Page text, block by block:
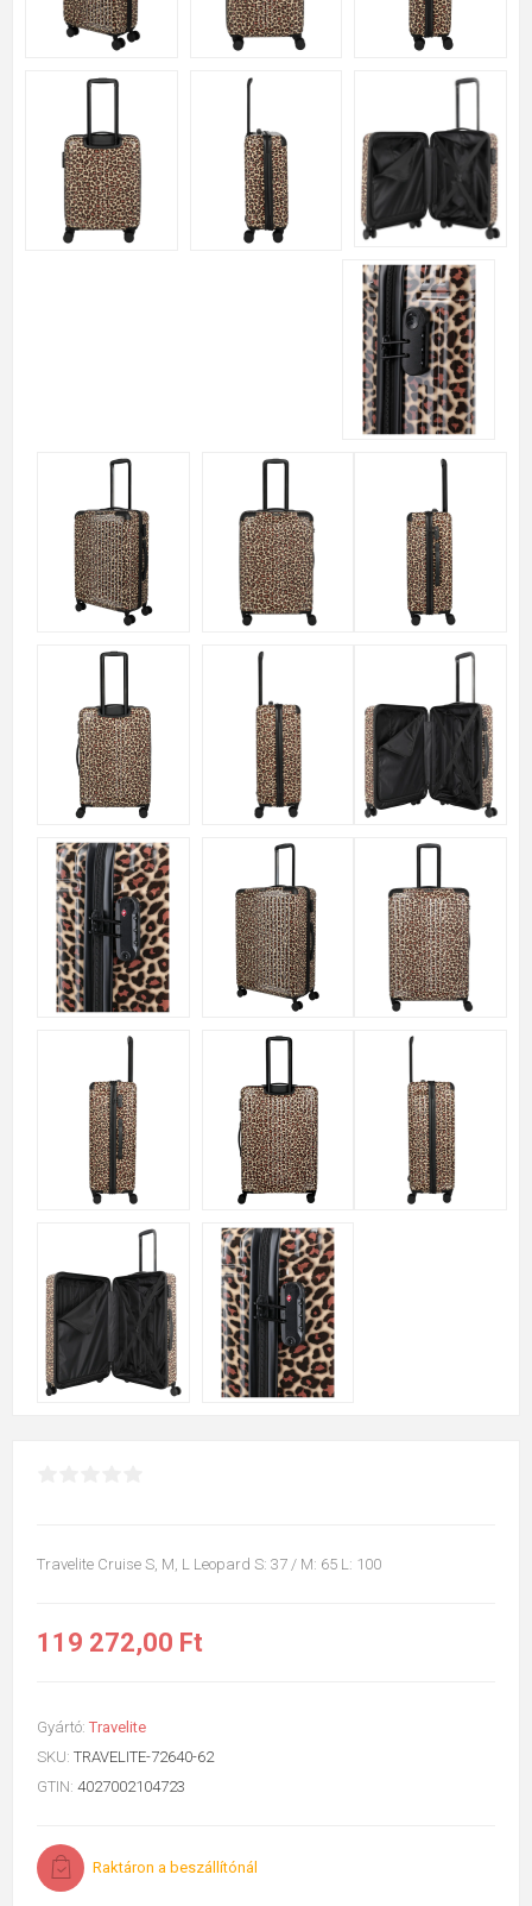
Travelite Cruise S, M, L Leopard S: 37 / M: 65 L: 100
119 272,00 Ft
Gyártó: Travelite
SKU: TRAVELITE-72640-62
GTIN: 4027002104723
Raktáron a beszállítónál